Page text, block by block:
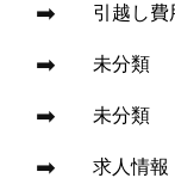
引越し費
未分類
未分類
求人情報